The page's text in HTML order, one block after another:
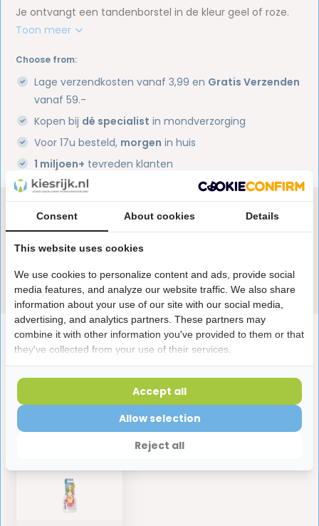
Je ontvangt een tandenborstel in de kleur geel of roze.
Toon meer
Choose from:
Lage verzendkosten vanaf 3,99 en Gratis Verzenden
vanaf 59.-
Kopen bij dé specialist in mondverzorging
Voor 17u besteld, morgen in huis
1 miljoen+ tevreden klanten
Productomschrijving
Reviews
Heb je een vraag over dit product?
Onze specialisten helpen je graag! Spreek ons aan
in de chat of stuur een e-mail.
Stuur e-mail
Laatst bekeken producten
Consent About cookies Details
This website uses cookies
We use cookies to personalize content and ads, provide social
media features, and analyze our website traffic. We also share
information about your use of our site with our social media,
advertising, and analytics partners. These partners may
combine it with other information you've provided to them or that
they've collected from your use of their services.
Reject all
Allow selection
Accept all